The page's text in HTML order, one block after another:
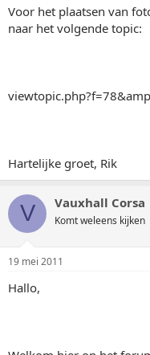
Voor het plaatsen van
naar het volgende topic:
Hartelijke groet, Rik
V Vauxhall Corsa
Komt weleens kijken
19 mei 2011
Hallo,